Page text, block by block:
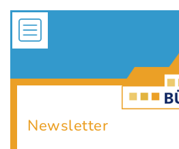
Newsletter